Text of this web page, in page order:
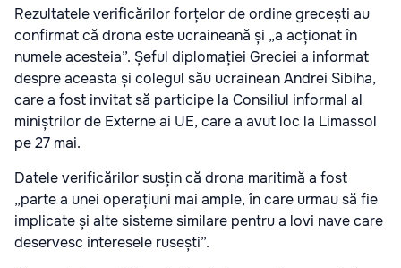
Rezultatele verificărilor forțelor de ordine grecești au
confirmat că drona este ucraineană și „a acționat în
numele acesteia”. Șeful diplomației Greciei a informat
despre aceasta și colegul său ucrainean Andrei Sibiha,
care a fost invitat să participe la Consiliul informal al
miniștrilor de Externe ai UE, care a avut loc la Limassol
pe 27 mai.
Datele verificărilor susțin că drona maritimă a fost
„parte a unei operațiuni mai ample, în care urmau să fie
implicate și alte sisteme similare pentru a lovi nave care
deservesc interesele rusești”.